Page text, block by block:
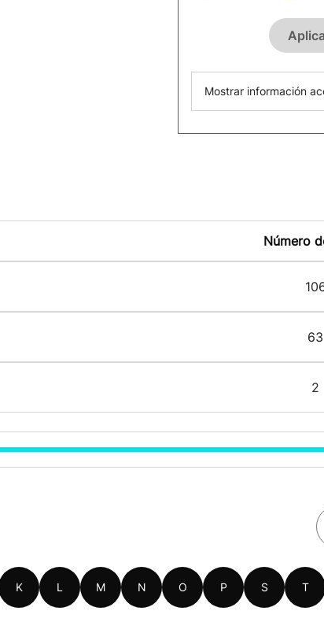
Mostrar información
Número
63
2
K L M N O P S T